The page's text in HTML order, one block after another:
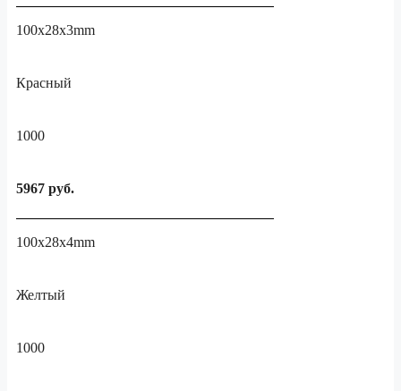
100x28x3mm
Красный
1000
5967 руб.
100x28x4mm
Желтый
1000